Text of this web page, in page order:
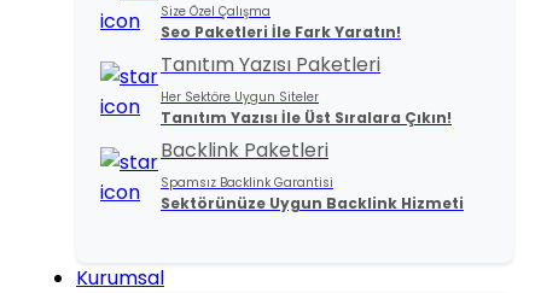
Size Özel Çalışma
Seo Paketleri İle Fark Yaratın!
Tanıtım Yazısı Paketleri
Her Sektöre Uygun Siteler
Tanıtım Yazısı İle Üst Sıralara Çıkın!
Backlink Paketleri
Spamsız Backlink Garantisi
Sektörünüze Uygun Backlink Hizmeti
Kurumsal